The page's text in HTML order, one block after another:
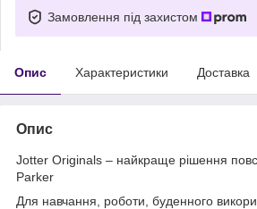
Замовлення під захистом
Опис Характеристики Доставка
Опис
Jotter Originals – найкраще рішення
Parker
Для навчання, роботи, буденного